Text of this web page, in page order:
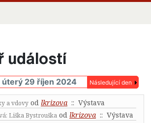
událostí
úterý 29 říjen 2024 Následující den
a vdovy od lkrizova :: Výstava
Liška Bystrouška od lkrizova :: Výstava